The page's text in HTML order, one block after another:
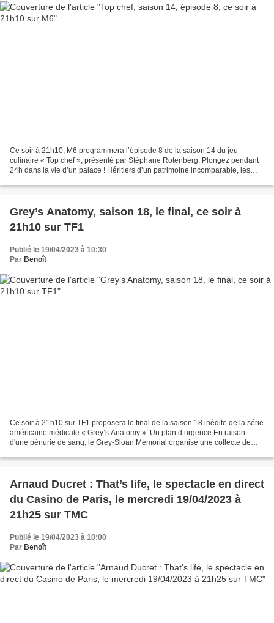
Ce soir à 21h10, M6 programmera l’épisode 8 de la saison 14 du jeu
culinaire « Top chef », présenté par Stéphane Rotenberg. Plongez pendant
24h dans la vie d’un palace ! Héritiers d’un patrimoine incomparable, les
Grey’s Anatomy, saison 18, le final, ce soir à
21h10 sur TF1
Publié le 19/04/2023 à 10:30
Par Benoît
Ce soir à 21h10 sur TF1 proposera le final de la saison 18 inédite de la série
américaine médicale « Grey’s Anatomy ». Un plan d’urgence En raison
d'une pénurie de sang, le Grey-Sloan Memorial organise une collecte de
Arnaud Ducret : That’s life, le spectacle en direct
du Casino de Paris, le mercredi 19/04/2023 à
21h25 sur TMC
Publié le 19/04/2023 à 10:00
Par Benoît